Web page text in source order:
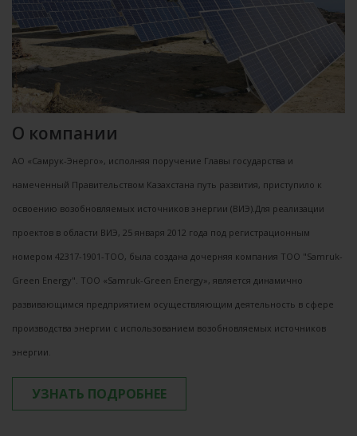
О компании
АО «Самрук-Энерго», исполняя поручение Главы государства и
намеченный Правительством Казахстана путь развития, приступило к
освоению возобновляемых источников энергии (ВИЭ).Для реализации
проектов в области ВИЭ, 25 января 2012 года под регистрационным
номером 42317-1901-ТОО, была создана дочерняя компания ТОО "Samruk-
Green Energy". ТОО «Samruk-Green Energy», является динамично
развивающимся предприятием осуществляющим деятельность в сфере
производства энергии с использованием возобновляемых источников
энергии.
УЗНАТЬ ПОДРОБНЕЕ